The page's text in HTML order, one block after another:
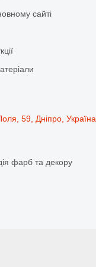
сайті
59, Дніпро, Україна
фарб та декору